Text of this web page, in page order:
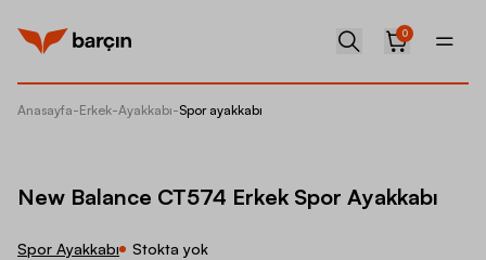
0
Anasayfa-Erkek-Ayakkabı-Spor ayakkabı
New Balance CT574 Erkek Spor Ayakkabı
Spor Ayakkabı Stokta yok